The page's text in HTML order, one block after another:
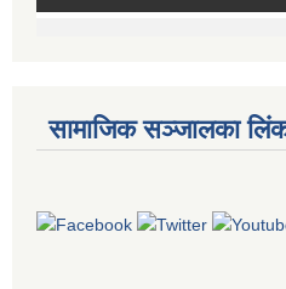
सामाजिक सञ्जालका